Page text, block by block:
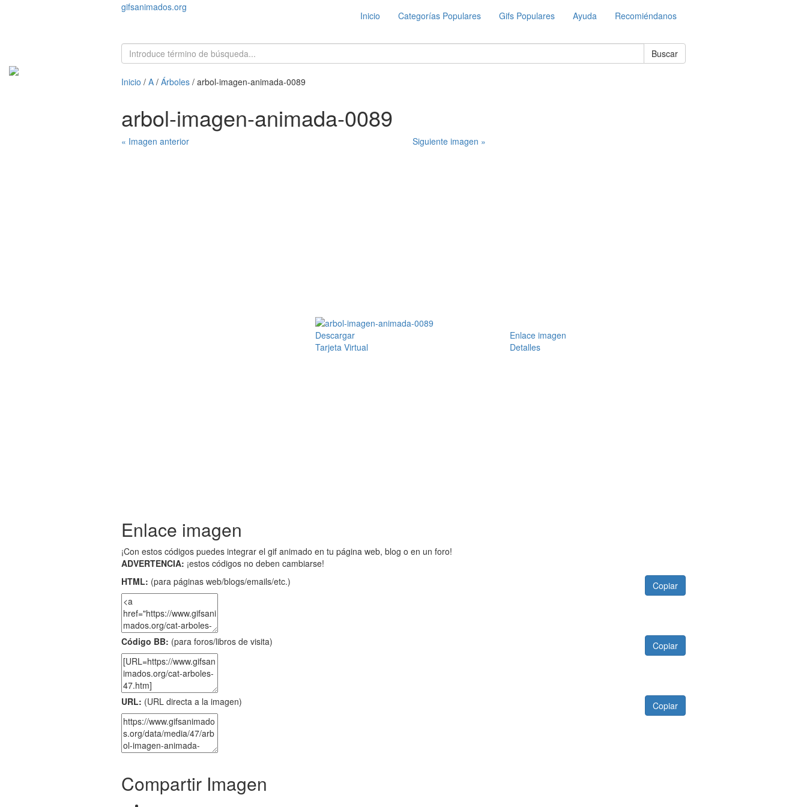
gifsanimados.org
Inicio Categorías Populares Gifs Populares Ayuda Recomiéndanos
Buscar
Inicio / A / Árboles / arbol-imagen-animada-0089
arbol-imagen-animada-0089
« Imagen anterior Siguiente imagen »
Descargar
Enlace imagen
Tarjeta Virtual
Detalles
Enlace imagen
¡Con estos códigos puedes integrar el gif animado en tu página web, blog o en un foro!
ADVERTENCIA: ¡estos códigos no deben cambiarse!
HTML: (para páginas web/blogs/emails/etc.) Copiar
Código BB: (para foros/libros de visita) Copiar
URL: (URL directa a la imagen) Copiar
Compartir Imagen